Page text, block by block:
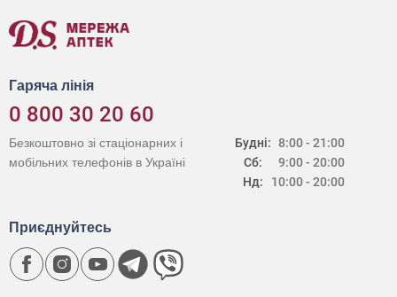
Гаряча лінія
0 800 30 20 60
Будні:
Сб:
Нд:
8:00 - 21:00
9:00 - 20:00
10:00 - 20:00
Безкоштовно зі стаціонарних і
мобільних телефонів в Україні
Приєднуйтесь